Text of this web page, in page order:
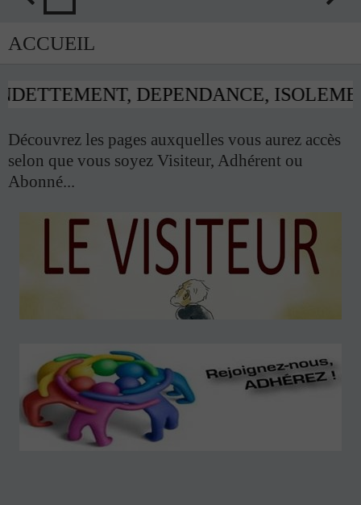
ACCUEIL
DEPENDANCE, ISOLEMENT :
Découvrez les pages auxquelles vous aurez accès
selon que vous soyez Visiteur, Adhérent ou
Abonné...